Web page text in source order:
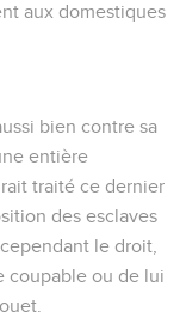
aux domestiques
bien contre sa
entière
traité ce dernier
des esclaves
le droit,
coupable ou de lui